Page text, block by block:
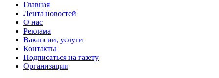
Главная
Лента новостей
О нас
Реклама
Вакансии, услуги
Контакты
Подписаться на газету
Организации